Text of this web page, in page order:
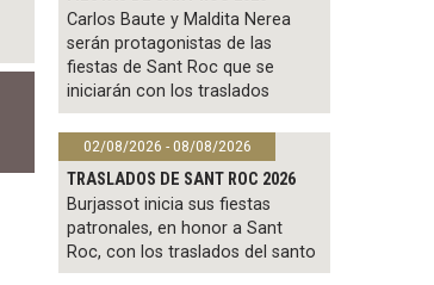
Carlos Baute y Maldita Nerea
serán protagonistas de las
fiestas de Sant Roc que se
iniciarán con los traslados
02/08/2026 - 08/08/2026
TRASLADOS DE SANT ROC 2026
Burjassot inicia sus fiestas
patronales, en honor a Sant
Roc, con los traslados del santo